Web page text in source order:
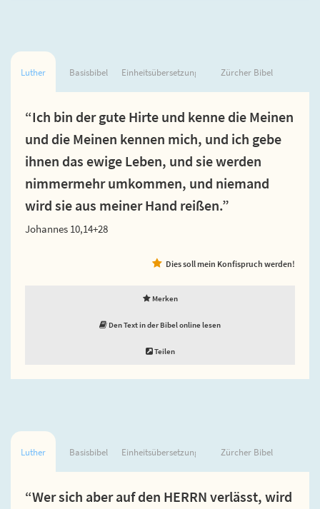
Luther Basisbibel Einheitsübersetzung Zürcher Bibel
“Ich bin der gute Hirte und kenne die Meinen
und die Meinen kennen mich, und ich gebe
ihnen das ewige Leben, und sie werden
nimmermehr umkommen, und niemand
wird sie aus meiner Hand reißen.”
Johannes 10,14+28
Dies soll mein Konfispruch werden!
Merken
Den Text in der Bibel online lesen
Teilen
Luther Basisbibel Einheitsübersetzung Zürcher Bibel
“Wer sich aber auf den HERRN verlässt, wird